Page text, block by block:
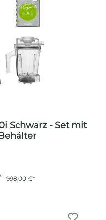
Schwarz - Set mit
998,00 €*